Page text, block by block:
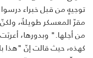
توجيهٍ من قبل خبراء
مقرّ المعسكر طويلةٌ،
من أجلها." وبدورها،
كهذه، حيث قالت إنّ "هذا